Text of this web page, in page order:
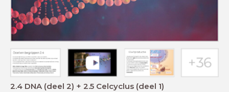
2.4 DNA (deel 2) + 2.5 Celcyclus (deel 1)